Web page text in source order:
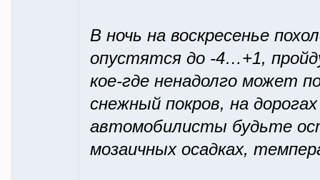
В ночь на воскресенье
опустятся до -4…+1,
кое-где ненадолго может
снежный покров, на
автомобилисты будьте
мозаичных осадках,